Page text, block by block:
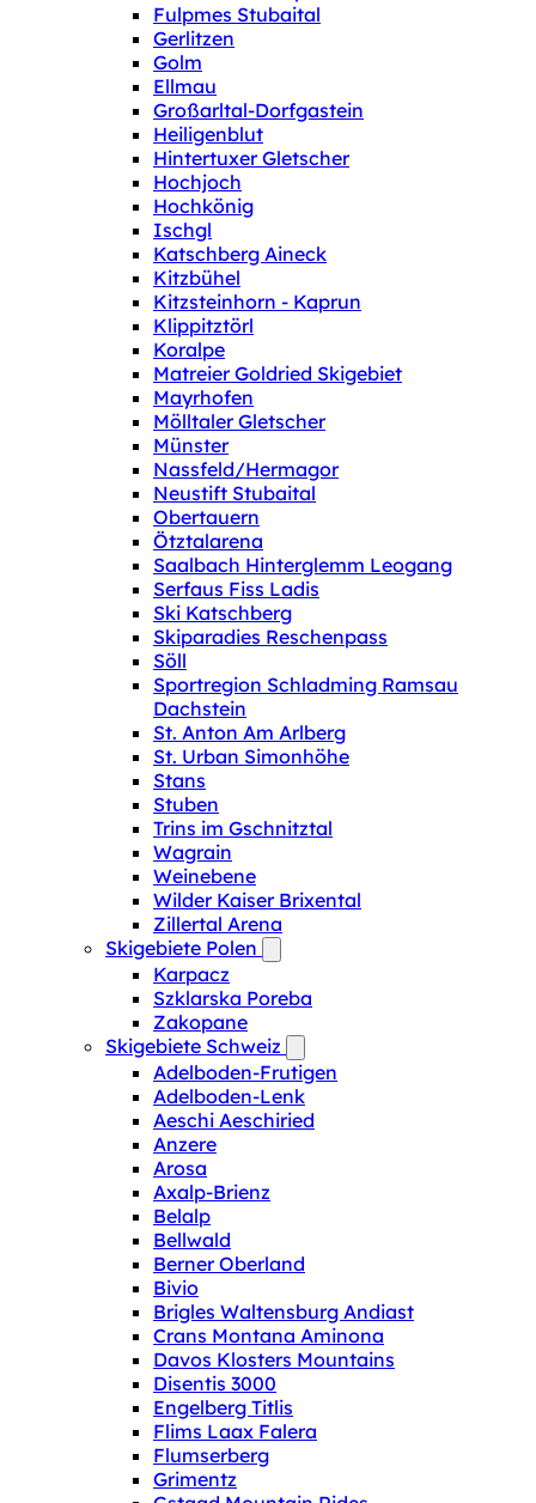
Fulpmes Stubaital
Gerlitzen
Golm
Ellmau
Großarltal-Dorfgastein
Heiligenblut
Hintertuxer Gletscher
Hochjoch
Hochkönig
Ischgl
Katschberg Aineck
Kitzbühel
Kitzsteinhorn - Kaprun
Klippitztörl
Koralpe
Matreier Goldried Skigebiet
Mayrhofen
Mölltaler Gletscher
Münster
Nassfeld/Hermagor
Neustift Stubaital
Obertauern
Ötztalarena
Saalbach Hinterglemm Leogang
Serfaus Fiss Ladis
Ski Katschberg
Skiparadies Reschenpass
Söll
Sportregion Schladming Ramsau
Dachstein
St. Anton Am Arlberg
St. Urban Simonhöhe
Stans
Stuben
Trins im Gschnitztal
Wagrain
Weinebene
Wilder Kaiser Brixental
Zillertal Arena
Skigebiete Polen
Karpacz
Szklarska Poreba
Zakopane
Skigebiete Schweiz
Adelboden-Frutigen
Adelboden-Lenk
Aeschi Aeschiried
Anzere
Arosa
Axalp-Brienz
Belalp
Bellwald
Berner Oberland
Bivio
Brigles Waltensburg Andiast
Crans Montana Aminona
Davos Klosters Mountains
Disentis 3000
Engelberg Titlis
Flims Laax Falera
Flumserberg
Grimentz